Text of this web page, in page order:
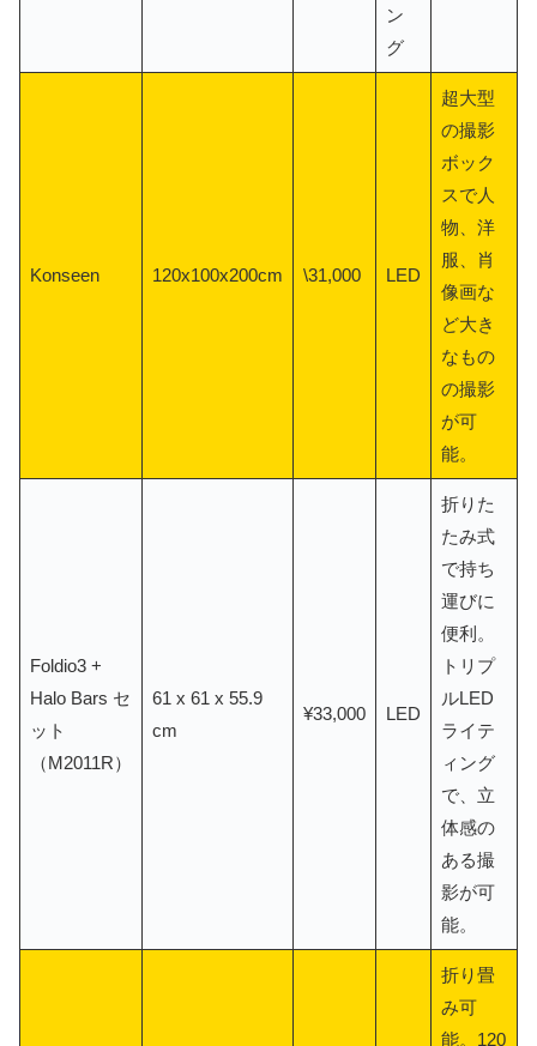
ン
グ
Konseen 120x100x200cm \31,000 LED
超大型
の撮影
ボック
スで人
物、洋
服、肖
像画な
ど大き
なもの
の撮影
が可
能。
Foldio3 +
Halo Bars セ
ット
（M2011R）
61 x 61 x 55.9
cm
¥33,000 LED
折りた
たみ式
で持ち
運びに
便利。
トリプ
ルLED
ライテ
ィング
で、立
体感の
ある撮
影が可
能。
折り畳
み可
能。120